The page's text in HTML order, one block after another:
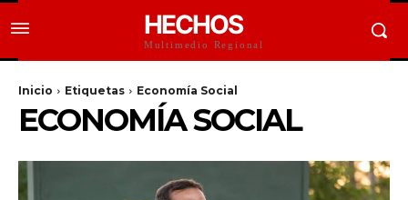
HECHOS
Multimedio Regional
Inicio Etiquetas Economía Social
ECONOMÍA SOCIAL